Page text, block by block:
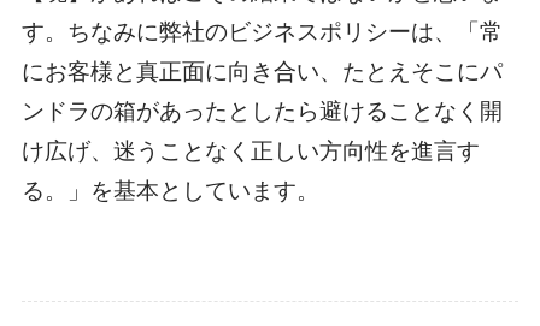
す。ちなみに弊社のビジネスポリシーは、「常
にお客様と真正面に向き合い、たとえそこにパ
ンドラの箱があったとしたら避けることなく開
け広げ、迷うことなく正しい方向性を進言す
る。」を基本としています。